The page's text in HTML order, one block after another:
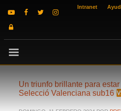
Intranet
Un triunfo brillante para
Selecció Valenciana sub16